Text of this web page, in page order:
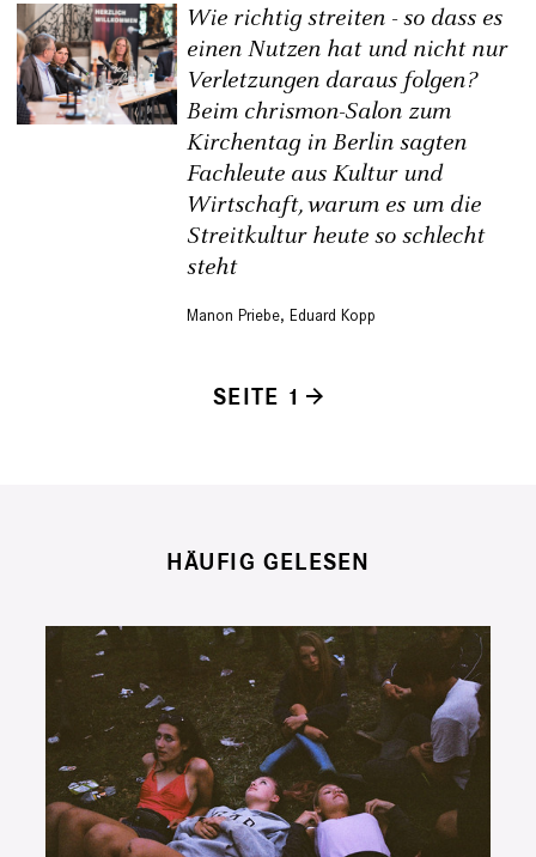
Wie richtig streiten - so dass es
einen Nutzen hat und nicht nur
Verletzungen daraus folgen?
Beim chrismon-Salon zum
Kirchentag in Berlin sagten
Fachleute aus Kultur und
Wirtschaft, warum es um die
Streitkultur heute so schlecht
steht
Manon Priebe,Eduard Kopp
SEITE 1
HÄUFIG GELESEN